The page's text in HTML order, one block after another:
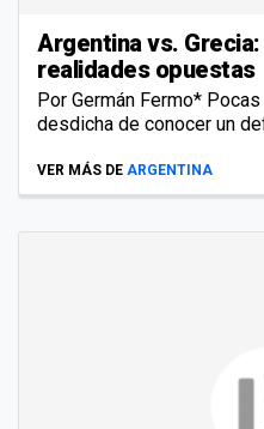
Argentina vs.
realidades opuestas
Por Germán Fermo*
desdicha de conocer un
VER MÁS DE ARGENTINA